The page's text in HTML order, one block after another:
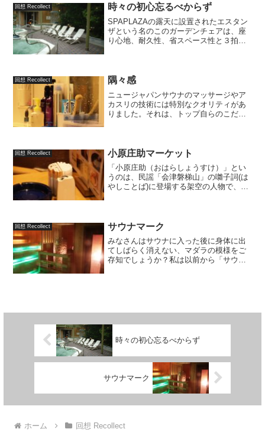
当時、会議が終わっ...
回想 Recollect 時々の初心忘るべからず
SPAPLAZAの露天に設置されたエスタン
ザという名のこのガーデンチェアは、座
り心地、耐久性、省スペース性と３拍子
つけたとのことでした。
回想 Recollect 隅々感
ニュージャパンサウナのマッサージやア
カスリの技術には特別なクオリティがあ
りました。それは、トップ自らのこだわ
回想 Recollect 小原庄助マーケット
「小原庄助（おはらしょうすけ）」とい
うのは、民謡「会津磐梯山」の囃子詞(は
やしことば)に登場する架空の人物で、モ
身上(しんしょう)つぶ...
回想 Recollect サウナマーク
みなさんはサウナに入った後に身体に出
てしばらく消えない、マダラの模様をご
存知でしょうか？私は以前から「サウナ
時々の初心忘るべからず
サウナマーク
ホーム 回想 Recollect